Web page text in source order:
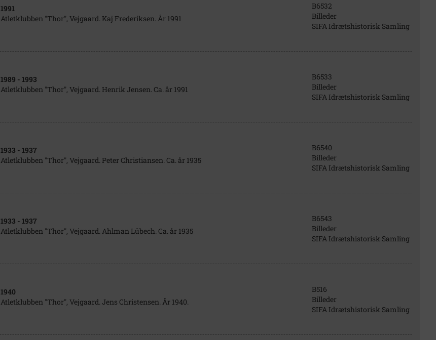
1991
Atletklubben "Thor", Vejgaard. Kaj Frederiksen. År 1991
B6532
Billeder
SIFA Idrætshistorisk Samling
1989 - 1993
Atletklubben "Thor", Vejgaard. Henrik Jensen. Ca. år 1991
B6533
Billeder
SIFA Idrætshistorisk Samling
1933 - 1937
Atletklubben "Thor", Vejgaard. Peter Christiansen. Ca. år 1935
B6540
Billeder
SIFA Idrætshistorisk Samling
1933 - 1937
Atletklubben "Thor", Vejgaard. Ahlman Lübech. Ca. år 1935
B6543
Billeder
SIFA Idrætshistorisk Samling
1940
Atletklubben "Thor", Vejgaard. Jens Christensen. År 1940.
B516
Billeder
SIFA Idrætshistorisk Samling